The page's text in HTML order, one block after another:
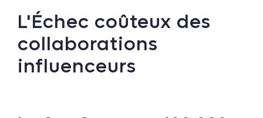
L'Échec coûteux des
collaborations
influenceurs